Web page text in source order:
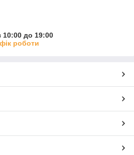
10:00 до 19:00
роботи